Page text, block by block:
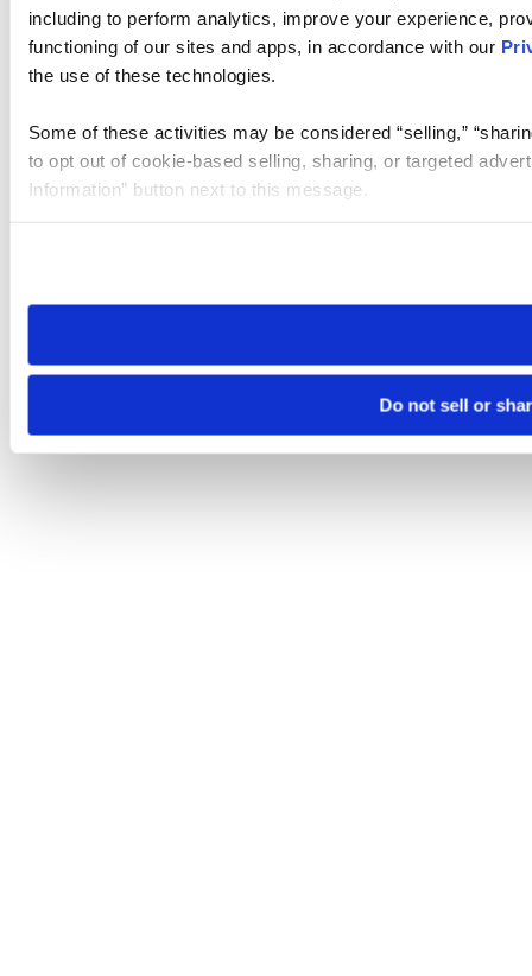
including to perform analytics, improve your experience,
functioning of our sites and apps, in accordance with our
the use of these technologies.
Some of these activities may be considered “selling,”
to opt out of cookie-based selling, sharing, or targeted
Information” button next to this message.
need to be set again.
Do not sell or